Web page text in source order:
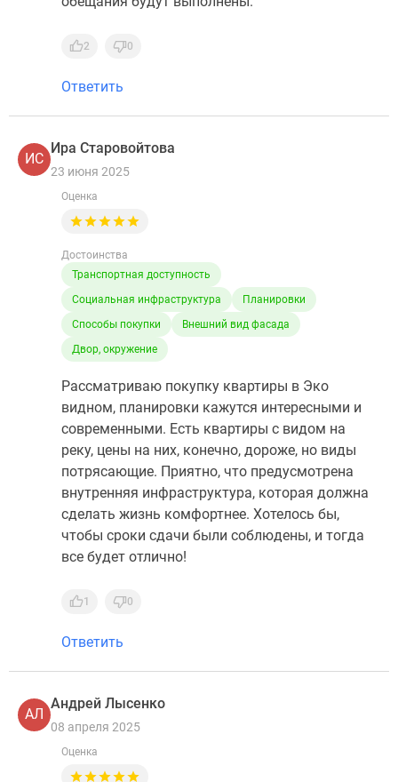
2 0
Ответить
ИС
Ира Старовойтова
23 июня 2025
Оценка
Достоинства
Транспортная доступность
Социальная инфраструктура
Планировки
Способы покупки
Внешний вид фасада
Двор, окружение
Рассматриваю покупку квартиры в Эко
видном, планировки кажутся интересными и
современными. Есть квартиры с видом на
реку, цены на них, конечно, дороже, но виды
потрясающие. Приятно, что предусмотрена
внутренняя инфраструктура, которая должна
сделать жизнь комфортнее. Хотелось бы,
чтобы сроки сдачи были соблюдены, и тогда
все будет отлично!
1 0
Ответить
АЛ
Андрей Лысенко
08 апреля 2025
Оценка